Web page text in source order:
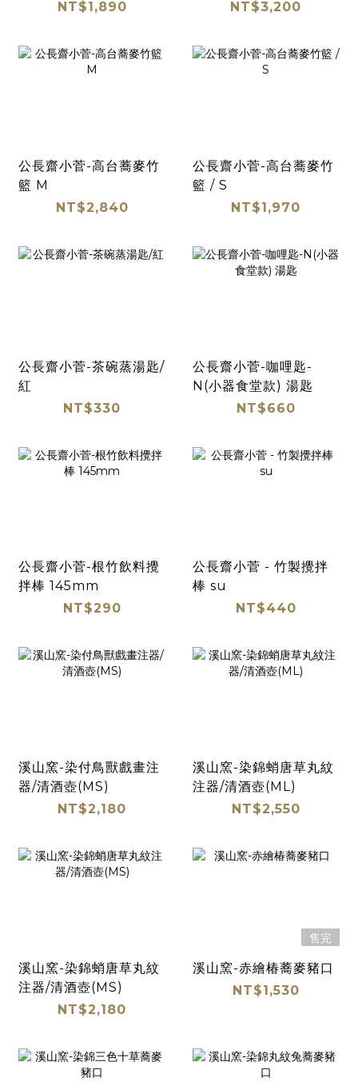
NT$1,890
NT$3,200
公長齋小菅-高台蕎麥竹
籃 M
NT$2,840
公長齋小菅-高台蕎麥竹
籃 / S
NT$1,970
公長齋小菅-茶碗蒸湯匙/
紅
NT$330
公長齋小菅-咖哩匙-
N(小器食堂款) 湯匙
NT$660
公長齋小菅-根竹飲料攪
拌棒 145mm
NT$290
公長齋小菅 - 竹製攪拌
棒 su
NT$440
溪山窯-染付鳥獸戲畫注
器/清酒壺(MS)
NT$2,180
溪山窯-染錦蛸唐草丸紋
注器/清酒壺(ML)
NT$2,550
溪山窯-染錦蛸唐草丸紋
注器/清酒壺(MS)
NT$2,180
售完
溪山窯-赤繪椿蕎麥豬口
NT$1,530